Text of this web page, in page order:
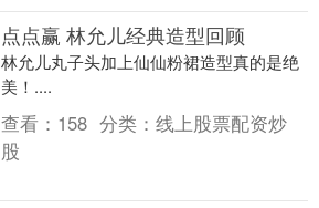
点点赢 林允儿经典造型回顾
林允儿丸子头加上仙仙粉裙造型真的是绝
美！....
查看： 158 分类： 线上股票配资炒
股